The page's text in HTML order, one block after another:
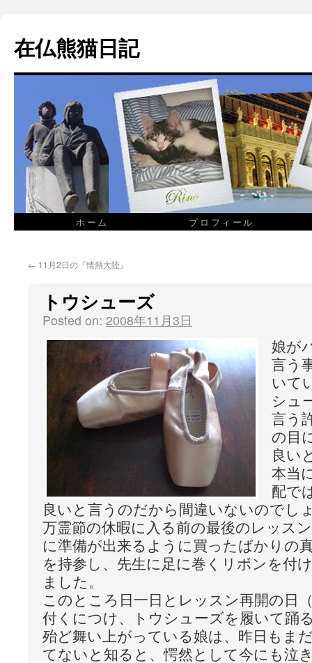
在仏熊猫日記
ホーム プロフィール
← 11月2日の『情熱大陸』
トウシューズ
Posted on: 2008年11月3日
娘が
言う
いて
シュ
言う
の目
良い
本当
配で
良いと言うのだから間違いないのでし
万霊節の休暇に入る前の最後のレッス
に準備が出来るように買ったばかりの
を持参し、先生に足に巻くリボンを付
ました。
このところ日一日とレッスン再開の日
付くにつけ、トウシューズを履いて踊
殆ど舞い上がっている娘は、昨日もま
てないと知ると、愕然として今にも泣